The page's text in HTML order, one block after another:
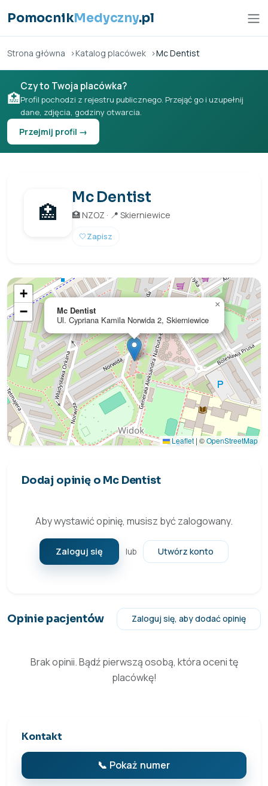
PomocnikMedyczny.pl
Strona główna Katalog placówek Mc Dentist
🏥
Czy to Twoja placówka?
Profil pochodzi z rejestru publicznego. Przejąć go i uzupełnij
dane, zdjęcia, godziny otwarcia.
Przejmij profil →
🏥
Mc Dentist
🏥 NZOZ · 📍 Skierniewice
🤍Zapisz
Mc Dentist
Ul. Cypriana Kamila Norwida 2, Skierniewice
×
+
−
Leaflet | ©OpenStreetMap
Dodaj opinię o Mc Dentist
Aby wystawić opinię, musisz być zalogowany.
Zaloguj się lub Utwórz konto
Opinie pacjentów Zaloguj się, aby dodać opinię
Brak opinii. Bądź pierwszą osobą, która oceni tę
placówkę!
Kontakt
📞 Pokaż numer